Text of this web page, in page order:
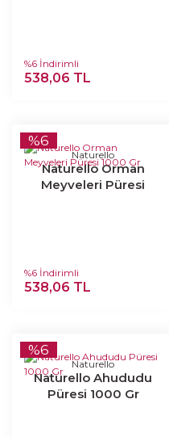
%6 İndirimli
538,06 TL
%6
Naturello
Naturello Orman
Meyveleri Püresi
%6 İndirimli
538,06 TL
%6
Naturello
Naturello Ahududu
Püresi 1000 Gr